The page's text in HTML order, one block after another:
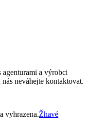
agenturami a výrobci
neváhejte kontaktovat.
vyhrazena.Žhavé